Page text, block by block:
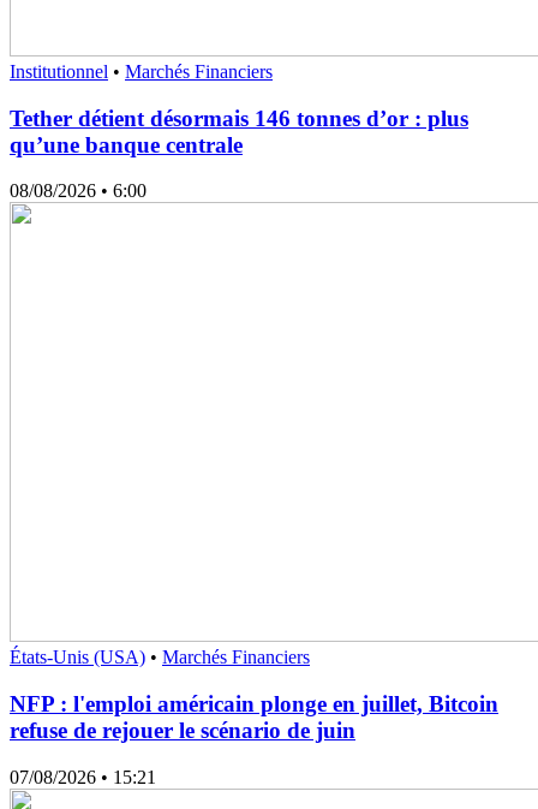
Institutionnel • Marchés Financiers
Tether détient désormais 146 tonnes d’or : plus
qu’une banque centrale
08/08/2026 • 6:00
États-Unis (USA) • Marchés Financiers
NFP : l'emploi américain plonge en juillet, Bitcoin
refuse de rejouer le scénario de juin
07/08/2026 • 15:21